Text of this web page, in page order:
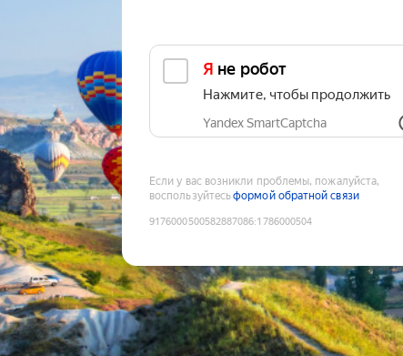
Я не робот
Нажмите, чтобы продолжить
Yandex SmartCaptcha
Если у вас возникли проблемы, пожалуйста,
воспользуйтесьформой обратной связи
9176000500582887086:1786000504